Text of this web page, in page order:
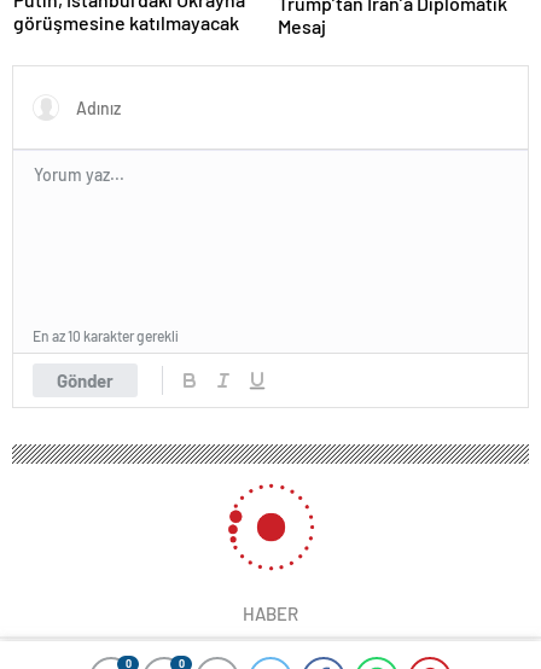
0 0
görüşmesine katılmayacak
Mesaj
Gönder
En az 10 karakter gerekli
HABER